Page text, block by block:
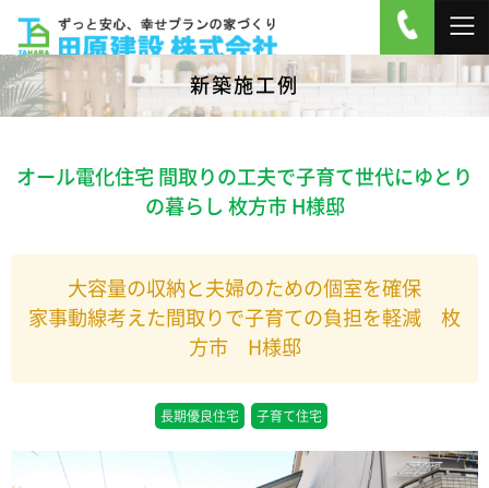
新築施工例
オール電化住宅 間取りの工夫で子育て世代にゆとり
の暮らし 枚方市 H様邸
大容量の収納と夫婦のための個室を確保
家事動線考えた間取りで子育ての負担を軽減 枚
方市 H様邸
長期優良住宅 子育て住宅